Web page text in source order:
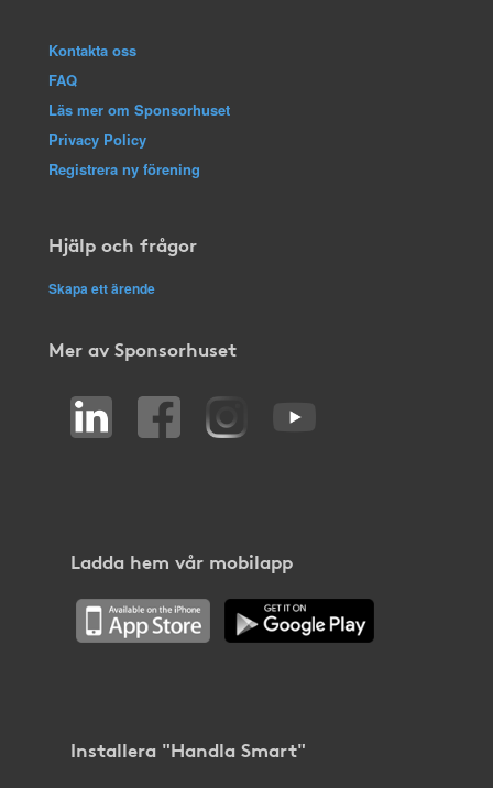
Kontakta oss
FAQ
Läs mer om Sponsorhuset
Privacy Policy
Registrera ny förening
Hjälp och frågor
Skapa ett ärende
Mer av Sponsorhuset
Ladda hem vår mobilapp
Installera "Handla Smart"